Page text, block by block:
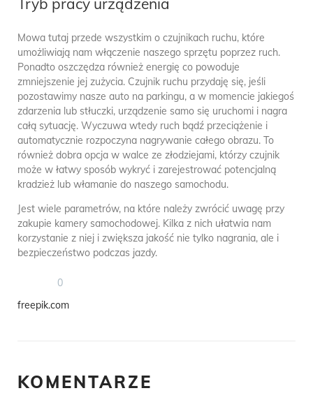
Mowa tutaj przede wszystkim o czujnikach ruchu, które
umożliwiają nam włączenie naszego sprzętu poprzez ruch.
Ponadto oszczędza również energię co powoduje
zmniejszenie jej zużycia. Czujnik ruchu przydaję się, jeśli
pozostawimy nasze auto na parkingu, a w momencie jakiegoś
zdarzenia lub stłuczki, urządzenie samo się uruchomi i nagra
całą sytuację. Wyczuwa wtedy ruch bądź przeciążenie i
automatycznie rozpoczyna nagrywanie całego obrazu. To
również dobra opcja w walce ze złodziejami, którzy czujnik
może w łatwy sposób wykryć i zarejestrować potencjalną
kradzież lub włamanie do naszego samochodu.
Jest wiele parametrów, na które należy zwrócić uwagę przy
zakupie kamery samochodowej. Kilka z nich ułatwia nam
korzystanie z niej i zwiększa jakość nie tylko nagrania, ale i
bezpieczeństwo podczas jazdy.
0
freepik.com
KOMENTARZE